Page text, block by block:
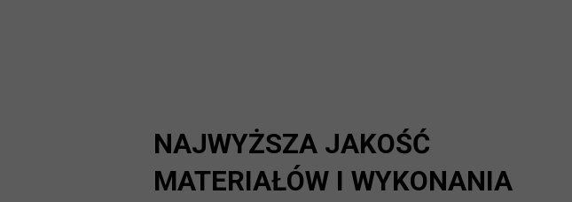
NAJWYŻSZA JAKOŚĆ
MATERIAŁÓW I WYKONANIA